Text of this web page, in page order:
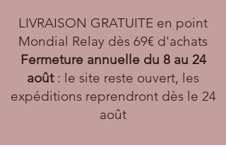
LIVRAISON GRATUITE en point
Mondial Relay dès 69€ d'achats
Fermeture annuelle du 8 au 24
août: le site reste ouvert, les
expéditions reprendront dès le 24
août